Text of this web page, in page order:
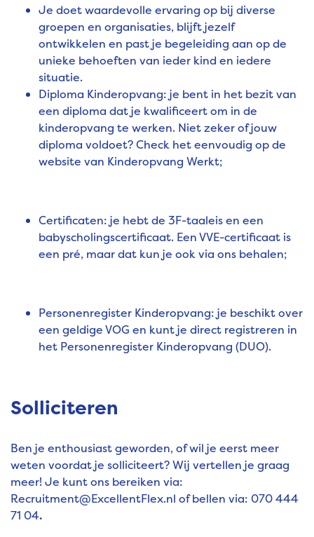
Je doet waardevolle ervaring op bij diverse
groepen en organisaties, blijft jezelf
ontwikkelen en past je begeleiding aan op de
unieke behoeften van ieder kind en iedere
situatie.
Diploma Kinderopvang: je bent in het bezit van
een diploma dat je kwalificeert om in de
kinderopvang te werken. Niet zeker of jouw
diploma voldoet? Check het eenvoudig op de
website van Kinderopvang Werkt;
Certificaten: je hebt de 3F-taaleis en een
babyscholingscertificaat. Een VVE-certificaat is
een pré, maar dat kun je ook via ons behalen;
Personenregister Kinderopvang: je beschikt over
een geldige VOG en kunt je direct registreren in
het Personenregister Kinderopvang (DUO).
Solliciteren
Ben je enthousiast geworden, of wil je eerst meer
weten voordat je solliciteert? Wij vertellen je graag
meer! Je kunt ons bereiken via:
Recruitment@ExcellentFlex.nl of bellen via: 070 444
71 04.